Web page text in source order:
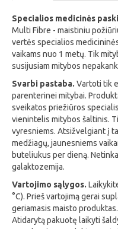
Specialios medicinės
Multi Fibre - maistiniu
vertės specialios
vaikams nuo 1 metų. Tik
susijusiam mitybos
Svarbi pastaba. Vartoti tik
parenterinei mitybai.
sveikatos priežiūros
vienintelis mitybos šaltinis.
vyresniems. Atsižvelgiant į
medžiagų, jaunesniems
buteliukus per dieną.
galaktozemija.
Vartojimo sąlygos.
°C). Prieš vartojimą gerai
geriamasis maisto
Atidarytą pakuotę laikyti